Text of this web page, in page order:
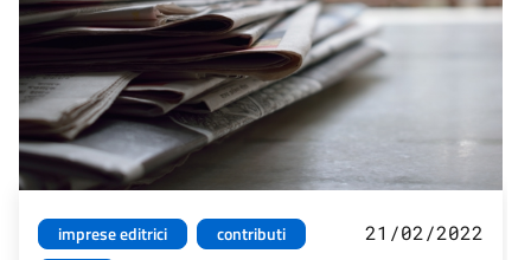
imprese editrici
contributi
21/02/2022